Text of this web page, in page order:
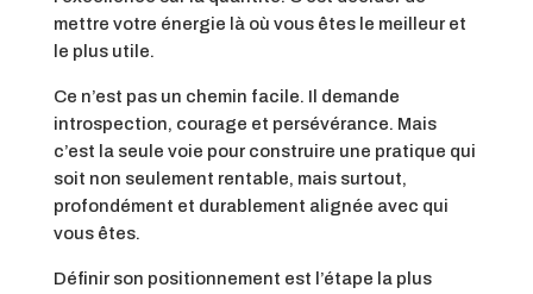
mettre votre énergie là où vous êtes le meilleur et
le plus utile.
Ce n’est pas un chemin facile. Il demande
introspection, courage et persévérance. Mais
c’est la seule voie pour construire une pratique qui
soit non seulement rentable, mais surtout,
profondément et durablement alignée avec qui
vous êtes.
Définir son positionnement est l’étape la plus